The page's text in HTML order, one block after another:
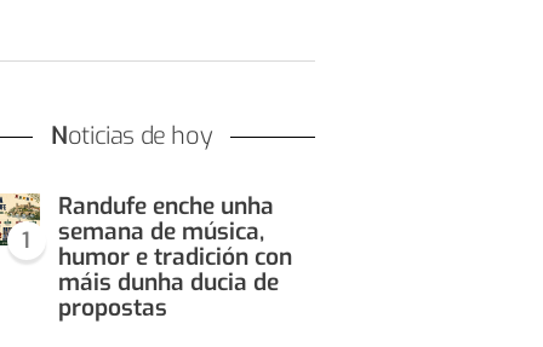
Noticias de hoy
1
Randufe enche unha
semana de música,
humor e tradición con
máis dunha ducia de
propostas